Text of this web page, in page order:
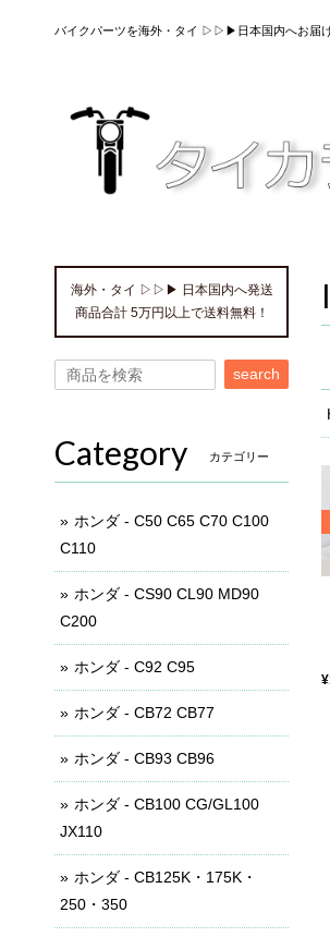
バイクパーツを海外・タイ ▷▷▶日本国内へお届け
海外・タイ ▷▷▶ 日本国内へ発送
商品合計 5万円以上で送料無料！
search
Category カテゴリー
ホンダ - C50 C65 C70 C100
C110
ホンダ - CS90 CL90 MD90
C200
ホンダ - C92 C95
ホンダ - CB72 CB77
ホンダ - CB93 CB96
ホンダ - CB100 CG/GL100
JX110
ホンダ - CB125K・175K・
250・350